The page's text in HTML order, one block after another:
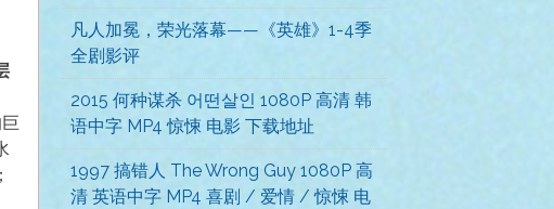
凡人加冕，荣光落幕——《英雄》1-4季
全剧影评
2015 何种谋杀 어떤살인 1080P 高清 韩
语中字 MP4 惊悚 电影 下载地址
1997 搞错人 The Wrong Guy 1080P 高
清 英语中字 MP4 喜剧 / 爱情 / 惊悚 电